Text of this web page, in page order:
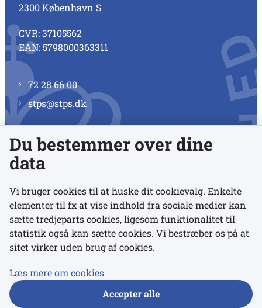
2300 København S
CVR: 37105562
EAN: 5798000363311
72 28 66 00
stps@stps.dk
Se alle kontaktnumre
Links
Udgivelser
Du bestemmer over dine
data
Vi bruger cookies til at huske dit cookievalg. Enkelte
elementer til fx at vise indhold fra sociale medier kan
sætte tredjeparts cookies, ligesom funktionalitet til
statistik også kan sætte cookies. Vi bestræber os på at
sitet virker uden brug af cookies.
Læs mere om cookies
Accepter alle